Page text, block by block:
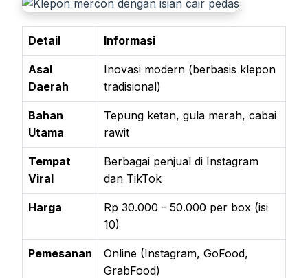
Detail Informasi
Asal
Daerah
Inovasi modern (berbasis klepon
tradisional)
Bahan
Utama
Tepung ketan, gula merah, cabai
rawit
Tempat
Viral
Berbagai penjual di Instagram
dan TikTok
Harga
Rp 30.000 - 50.000 per box (isi
10)
Pemesanan
Online (Instagram, GoFood,
GrabFood)